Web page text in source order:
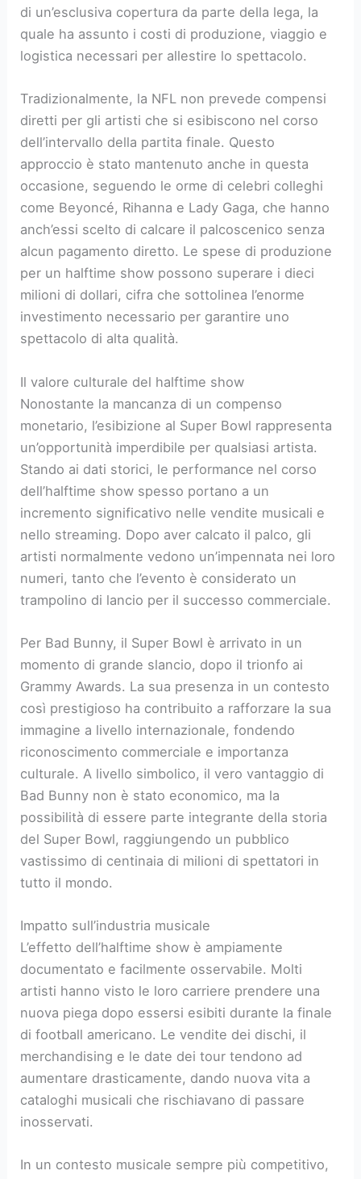
di un’esclusiva copertura da parte della lega, la
quale ha assunto i costi di produzione, viaggio e
logistica necessari per allestire lo spettacolo.
Tradizionalmente, la NFL non prevede compensi
diretti per gli artisti che si esibiscono nel corso
dell’intervallo della partita finale. Questo
approccio è stato mantenuto anche in questa
occasione, seguendo le orme di celebri colleghi
come Beyoncé, Rihanna e Lady Gaga, che hanno
anch’essi scelto di calcare il palcoscenico senza
alcun pagamento diretto. Le spese di produzione
per un halftime show possono superare i dieci
milioni di dollari, cifra che sottolinea l’enorme
investimento necessario per garantire uno
spettacolo di alta qualità.
Il valore culturale del halftime show
Nonostante la mancanza di un compenso
monetario, l’esibizione al Super Bowl rappresenta
un’opportunità imperdibile per qualsiasi artista.
Stando ai dati storici, le performance nel corso
dell’halftime show spesso portano a un
incremento significativo nelle vendite musicali e
nello streaming. Dopo aver calcato il palco, gli
artisti normalmente vedono un’impennata nei loro
numeri, tanto che l’evento è considerato un
trampolino di lancio per il successo commerciale.
Per Bad Bunny, il Super Bowl è arrivato in un
momento di grande slancio, dopo il trionfo ai
Grammy Awards. La sua presenza in un contesto
così prestigioso ha contribuito a rafforzare la sua
immagine a livello internazionale, fondendo
riconoscimento commerciale e importanza
culturale. A livello simbolico, il vero vantaggio di
Bad Bunny non è stato economico, ma la
possibilità di essere parte integrante della storia
del Super Bowl, raggiungendo un pubblico
vastissimo di centinaia di milioni di spettatori in
tutto il mondo.
Impatto sull’industria musicale
L’effetto dell’halftime show è ampiamente
documentato e facilmente osservabile. Molti
artisti hanno visto le loro carriere prendere una
nuova piega dopo essersi esibiti durante la finale
di football americano. Le vendite dei dischi, il
merchandising e le date dei tour tendono ad
aumentare drasticamente, dando nuova vita a
cataloghi musicali che rischiavano di passare
inosservati.
In un contesto musicale sempre più competitivo,